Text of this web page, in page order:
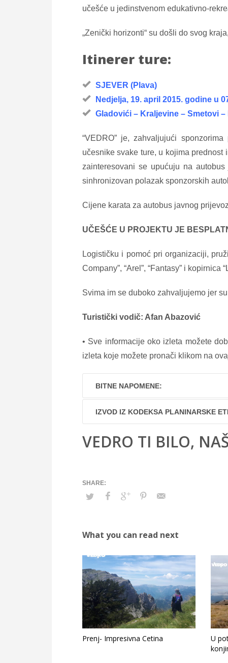
učešće u jedinstvenom edukativno-
„Zenički horizonti“ su došli do svog
Itinerer ture:
SJEVER (Plava)
Nedjelja, 19. april 2015. godine u
Gladovići – Kraljevine – Smetovi
“VEDRO” je, zahvaljujući
učesnike svake ture, u kojima prednost
zainteresovani se upućuju na
sinhronizovan polazak sponzorskih
Cijene karata za autobus javnog
UČEŠĆE U PROJEKTU JE
Logističku i pomoć pri organizaciji,
Company”, “Arel”, “Fantasy” i kopirnica
Svima im se duboko zahvaljujemo jer
Turistički vodič: Afan Abazović
• Sve informacije oko izleta možete
izleta koje možete pronači klikom na
BITNE NAPOMENE:
IZVOD IZ KODEKSA PLANINARSKE
VEDRO TI BILO,
What you can read next
Prenj- Impresivna Cetina
U